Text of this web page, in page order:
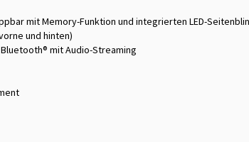
mit Memory-Funktion und integrierten LED-
und hinten)
mit Audio-Streaming